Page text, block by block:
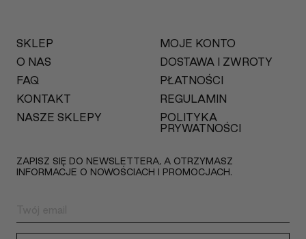
SKLEP
O NAS
FAQ
KONTAKT
NASZE SKLEPY
MOJE KONTO
DOSTAWA I ZWROTY
PŁATNOŚCI
REGULAMIN
POLITYKA
PRYWATNOŚCI
ZAPISZ SIĘ DO NEWSLETTERA, A OTRZYMASZ
INFORMACJE O NOWOŚCIACH I PROMOCJACH.